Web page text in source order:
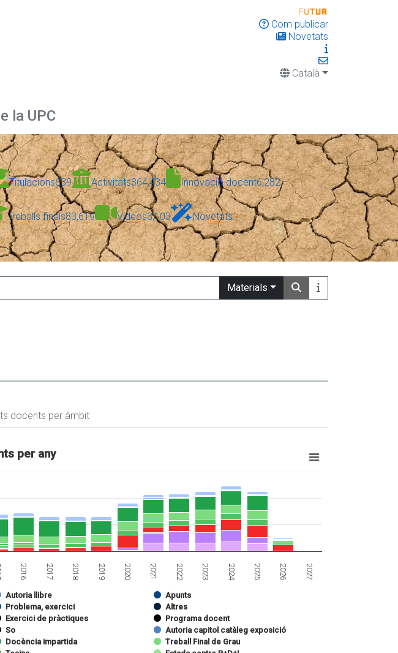
Com publicar
Novetats
Català
la UPC
Titulacions639 Activitats364,434 Innovació docent6,282
Treballs finals83,619 Vídeos3,103 Novetats
Materials
docents per àmbit
per any
Autoria llibre
Apunts
Problema, exercici
Altres
Exercici de pràctiques
Programa docent
So
Autoria capitol catàleg exposició
Docència impartida
Treball Final de Grau
2016 2017 2018 2019 2020 2021 2022 2023 2024 2025 2026 2027